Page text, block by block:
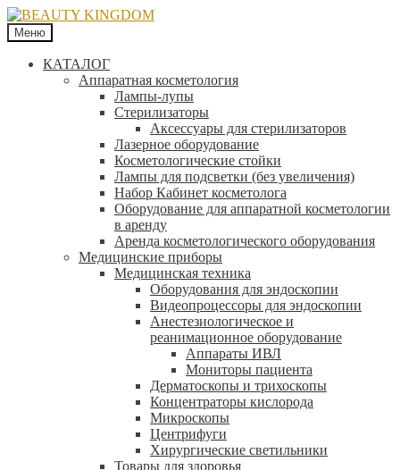
Меню
КАТАЛОГ
Аппаратная косметология
Лампы-лупы
Стерилизаторы
Аксессуары для стерилизаторов
Лазерное оборудование
Косметологические стойки
Лампы для подсветки (без увеличения)
Набор Кабинет косметолога
Оборудование для аппаратной косметологии
в аренду
Аренда косметологического оборудования
Медицинские приборы
Медицинская техника
Оборудования для эндоскопии
Видеопроцессоры для эндоскопии
Анестезиологическое и
реанимационное оборудование
Аппараты ИВЛ
Мониторы пациента
Дерматоскопы и трихоскопы
Концентраторы кислорода
Микроскопы
Центрифуги
Xирургические светильники
Товары для здоровья